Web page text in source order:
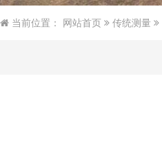
当前位置： 网站首页 传统测量